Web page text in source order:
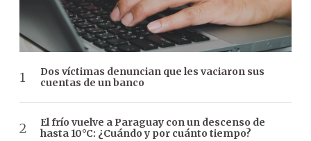
Dos víctimas denuncian que les vaciaron sus
cuentas de un banco
El frío vuelve a Paraguay con un descenso de
hasta 10°C: ¿Cuándo y por cuánto tiempo?